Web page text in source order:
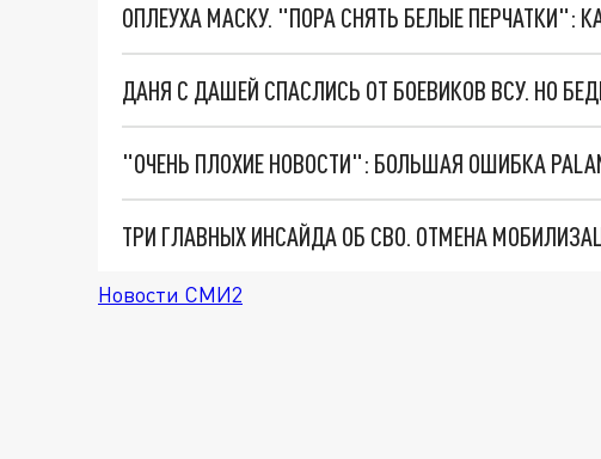
ОПЛЕУХА МАСКУ. "ПОРА СНЯТЬ БЕЛЫЕ ПЕРЧАТКИ":
ДАНЯ С ДАШЕЙ СПАСЛИСЬ ОТ БОЕВИКОВ ВСУ. НО
Новости СМИ2